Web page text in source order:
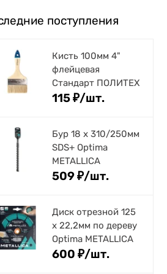
поступления
Кисть 100мм 4"
флейцевая
Стандарт ПОЛИТЕХ
115₽/шт.
Бур 18 х 310/250мм
SDS+ Optima
METALLICA
509₽/шт.
Диск отрезной 125
x 22,2мм по дереву
Optima METALLICA
600 ₽/шт.